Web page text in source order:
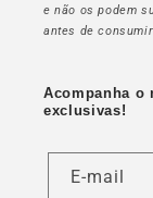
e não os podem
antes de
Acompanha o
exclusivas!
E-mail